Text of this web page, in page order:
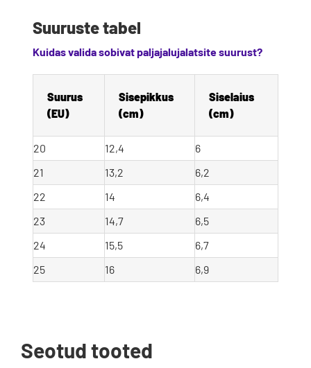
Suuruste tabel
Kuidas valida sobivat paljajalujalatsite suurust?
Suurus
(EU)
Sisepikkus
(cm)
Siselaius
(cm)
20 12,4
6
21
13,2
6,2
22
14
6,4
23
14,7
6,5
24
15,5
6,7
25
16 6,9
Seotud tooted